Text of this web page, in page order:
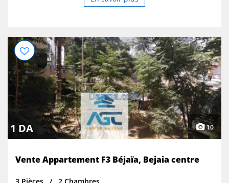
1 DA 10
Vente Appartement F3 Béjaïa, Bejaia centre